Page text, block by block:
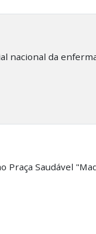
nacional da
Saudável